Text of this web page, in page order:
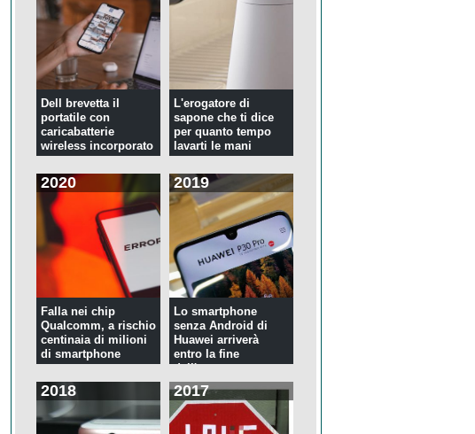
Dell brevetta il
portatile con
caricabatterie
wireless incorporato
L'erogatore di
sapone che ti dice
per quanto tempo
lavarti le mani
2020
Falla nei chip
Qualcomm, a rischio
centinaia di milioni
di smartphone
2019
Lo smartphone
senza Android di
Huawei arriverà
entro la fine
dell'anno
2018 2017